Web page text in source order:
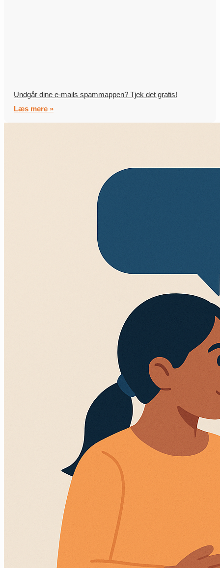
Undgår dine e-mails spammappen? Tjek det gratis!
Læs mere »